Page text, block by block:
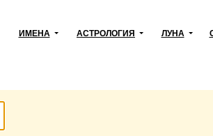
ИМЕНА АСТРОЛОГИЯ ЛУНА